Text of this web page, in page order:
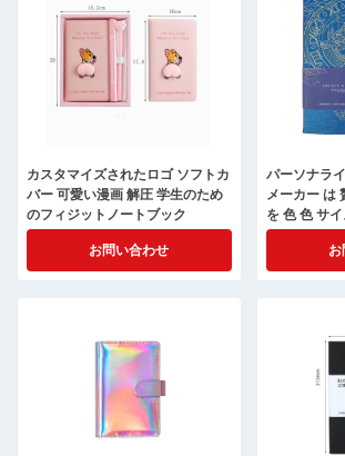
カスタマイズされたロゴ ソフトカ
バー 可愛い漫画 解圧 学生のため
のフィジットノートブック
お問い合わせ
パーソナラ
メーカー は
を 色 色 サ
お